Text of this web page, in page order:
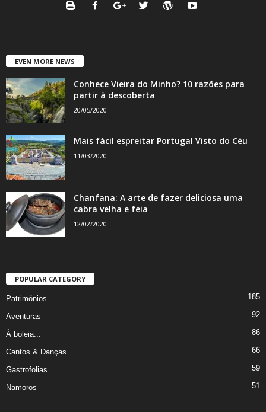
EVEN MORE NEWS
Conhece Vieira do Minho? 10 razões para
partir à descoberta
20/05/2020
Mais fácil espreitar Portugal Visto do Céu
11/03/2020
Chanfana: A arte de fazer deliciosa uma
cabra velha e feia
12/02/2020
POPULAR CATEGORY
Patrimónios 185
Aventuras 92
À boleia... 86
Cantos & Danças 66
Gastrofolias 59
Namoros 51